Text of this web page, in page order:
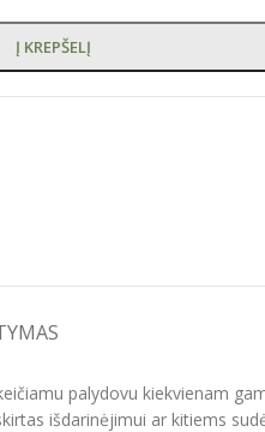
Į KREPŠELĮ
palydovu kiekvienam
išdarinėjimui ar kitiems